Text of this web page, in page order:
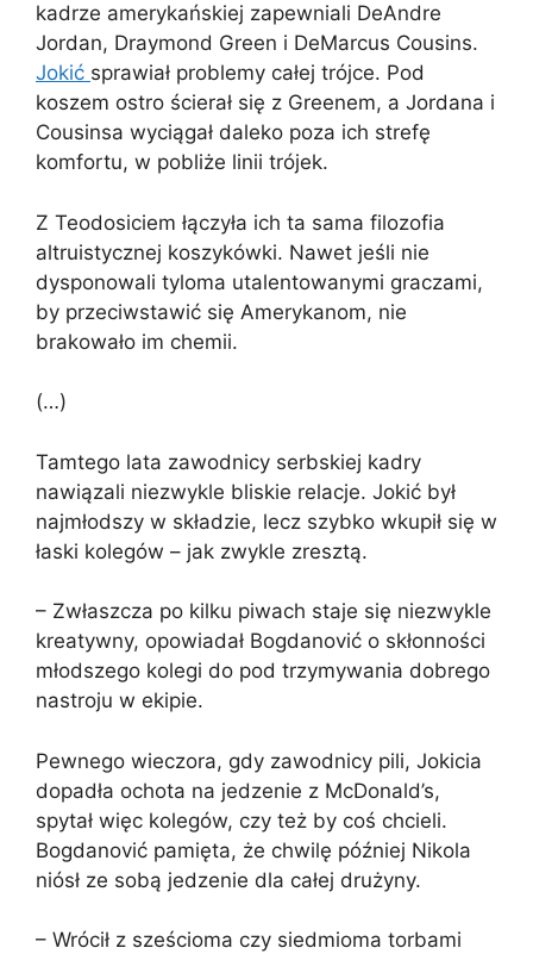
kadrze amerykańskiej zapewniali DeAndre
Jordan, Draymond Green i DeMarcus Cousins.
Jokić sprawiał problemy całej trójce. Pod
koszem ostro ścierał się z Greenem, a Jordana i
Cousinsa wyciągał daleko poza ich strefę
komfortu, w pobliże linii trójek.
Z Teodosiciem łączyła ich ta sama filozofia
altruistycznej koszykówki. Nawet jeśli nie
dysponowali tyloma utalentowanymi graczami,
by przeciwstawić się Amerykanom, nie
brakowało im chemii.
(…)
Tamtego lata zawodnicy serbskiej kadry
nawiązali niezwykle bliskie relacje. Jokić był
najmłodszy w składzie, lecz szybko wkupił się w
łaski kolegów – jak zwykle zresztą.
– Zwłaszcza po kilku piwach staje się niezwykle
kreatywny, opowiadał Bogdanović o skłonności
młodszego kolegi do pod trzymywania dobrego
nastroju w ekipie.
Pewnego wieczora, gdy zawodnicy pili, Jokicia
dopadła ochota na jedzenie z McDonald’s,
spytał więc kolegów, czy też by coś chcieli.
Bogdanović pamięta, że chwilę później Nikola
niósł ze sobą jedzenie dla całej drużyny.
– Wrócił z sześcioma czy siedmioma torbami